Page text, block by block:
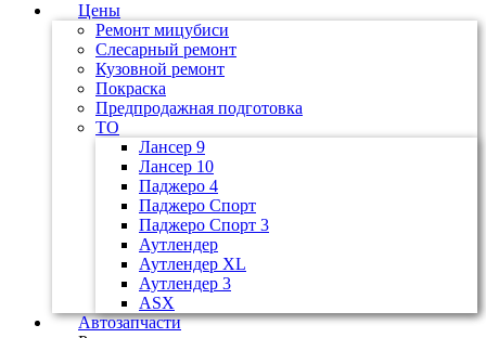
Цены
Ремонт мицубиси
Слесарный ремонт
Кузовной ремонт
Покраска
Предпродажная подготовка
ТО
Лансер 9
Лансер 10
Паджеро 4
Паджеро Спорт
Паджеро Спорт 3
Аутлендер
Аутлендер ХL
Аутлендер 3
ASX
Автозапчасти